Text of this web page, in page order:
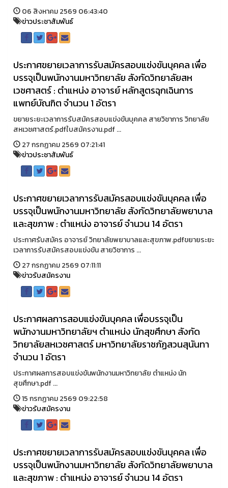
06 สิงหาคม 2569 06:43:40
ข่าวประชาสัมพันธ์
ประกาศขยายเวลาการรับสมัครสอบแข่งขันบุคคล เพื่อ
บรรจุเป็นพนักงานมหาวิทยาลัย สังกัดวิทยาลัยสห
เวชศาสตร์ : ตำแหน่ง อาจารย์ หลักสูตรฉุกเฉินการ
แพทย์บัณฑิต จำนวน 1 อัตรา
ขยายระยะเวลาการรับสมัครสอบแข่งขันบุคคล สายวิชาการ วิทยาลัย
สหเวชศาสตร์.pdfใบสมัครงาน.pdf ...
27 กรกฏาคม 2569 07:21:41
ข่าวประชาสัมพันธ์
ประกาศขยายเวลาการรับสมัครสอบแข่งขันบุคคล เพื่อ
บรรจุเป็นพนักงานมหาวิทยาลัย สังกัดวิทยาลัยพยาบาล
และสุขภาพ : ตำแหน่ง อาจารย์ จำนวน 14 อัตรา
ประกาศรับสมัคร อาจารย์ วิทยาลัยพยาบาลและสุขภาพ.pdfขยายระยะ
เวลาการรับสมัครสอบแข่งขัน สายวิชาการ ...
27 กรกฏาคม 2569 07:11:11
ข่าวรับสมัครงาน
ประกาศผลการสอบแข่งขันบุคคล เพื่อบรรจุเป็น
พนักงานมหาวิทยาลัยฯ ตำแหน่ง นักสุขศึกษา สังกัด
วิทยาลัยสหเวชศาสตร์ มหาวิทยาลัยราชภัฏสวนสุนันทา
จำนวน 1 อัตรา
ประกาศผลการสอบแข่งขันพนักงานมหาวิทยาลัย ตำแหน่ง นัก
สุขศึกษา.pdf ...
15 กรกฏาคม 2569 09:22:58
ข่าวรับสมัครงาน
ประกาศขยายเวลาการรับสมัครสอบแข่งขันบุคคล เพื่อ
บรรจุเป็นพนักงานมหาวิทยาลัย สังกัดวิทยาลัยพยาบาล
และสุขภาพ : ตำแหน่ง อาจารย์ จำนวน 14 อัตรา